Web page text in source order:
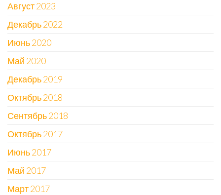
Август 2023
Декабрь 2022
Июнь 2020
Май 2020
Декабрь 2019
Октябрь 2018
Сентябрь 2018
Октябрь 2017
Июнь 2017
Май 2017
Март 2017